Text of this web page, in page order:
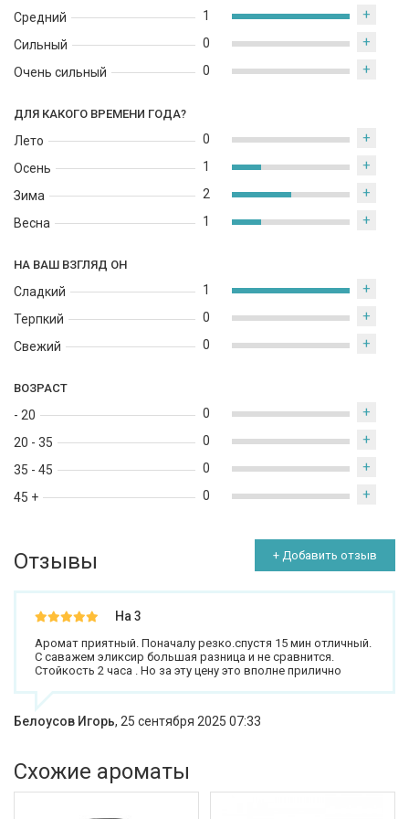
Средний
Сильный
Очень сильный
1 +
0 +
0 +
ДЛЯ КАКОГО ВРЕМЕНИ ГОДА?
Лето
Осень
Зима
Весна
0 +
1 +
2 +
1 +
НА ВАШ ВЗГЛЯД ОН
Сладкий
Терпкий
Свежий
1 +
0 +
0 +
ВОЗРАСТ
- 20
20 - 35
35 - 45
45 +
0 +
0 +
0 +
0 +
Отзывы + Добавить отзыв
На 3
Аромат приятный. Поначалу резко.спустя 15 мин отличный.
С саважем эликсир большая разница и не сравнится.
Стойкость 2 часа . Но за эту цену это вполне прилично
Белоусов Игорь, 25 сентября 2025 07:33
Схожие ароматы